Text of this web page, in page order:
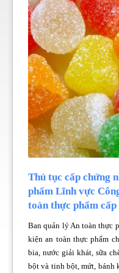
Thủ tục cấp chứng
phẩm Lĩnh vực
toàn thực phẩm cấp
Ban quản lý An toàn thực
kiện an toàn thực phẩm
bia, nước giải khát, sữa
bột và tinh bột, mứt, bánh